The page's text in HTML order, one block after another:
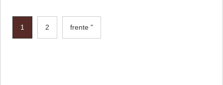
1 2 frente "